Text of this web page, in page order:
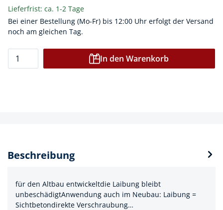
Lieferfrist: ca. 1-2 Tage
Bei einer Bestellung (Mo-Fr) bis 12:00 Uhr erfolgt der Versand
noch am gleichen Tag.
In den Warenkorb
Beschreibung
für den Altbau entwickeltdie Laibung bleibt
unbeschädigtAnwendung auch im Neubau: Laibung =
Sichtbetondirekte Verschraubung…